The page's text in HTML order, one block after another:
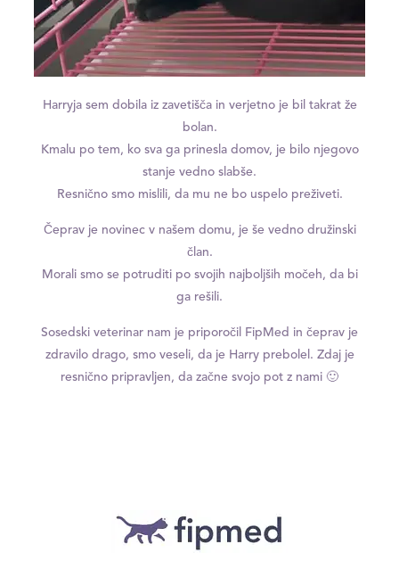
Harryja sem dobila iz zavetišča in verjetno je bil takrat že
bolan.
Kmalu po tem, ko sva ga prinesla domov, je bilo njegovo
stanje vedno slabše.
Resnično smo mislili, da mu ne bo uspelo preživeti.
Čeprav je novinec v našem domu, je še vedno družinski
član.
Morali smo se potruditi po svojih najboljših močeh, da bi
ga rešili.
Sosedski veterinar nam je priporočil FipMed in čeprav je
zdravilo drago, smo veseli, da je Harry prebolel. Zdaj je
resnično pripravljen, da začne svojo pot z nami 🙂